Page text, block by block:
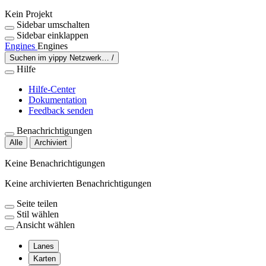
Kein Projekt
Sidebar umschalten
Sidebar einklappen
Engines Engines
Suchen im yippy Netzwerk… /
Hilfe
Hilfe-Center
Dokumentation
Feedback senden
Benachrichtigungen
Alle Archiviert
Keine Benachrichtigungen
Keine archivierten Benachrichtigungen
Seite teilen
Stil wählen
Ansicht wählen
Lanes
Karten